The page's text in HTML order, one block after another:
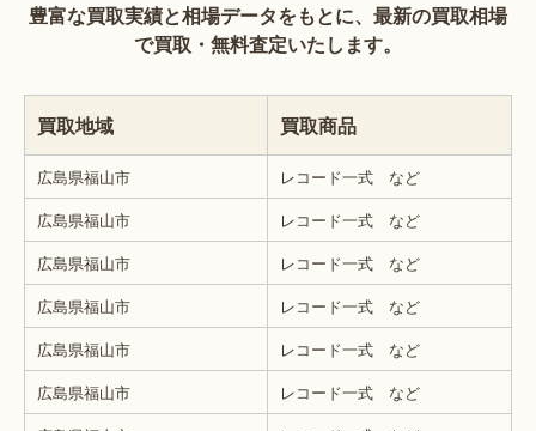
豊富な買取実績と相場データをもとに、最新の買取相場
で買取・無料査定いたします。
買取地域 買取商品
広島県福山市
レコード一式 など
広島県福山市
レコード一式 など
広島県福山市
レコード一式 など
広島県福山市
レコード一式 など
広島県福山市
レコード一式 など
広島県福山市
レコード一式 など